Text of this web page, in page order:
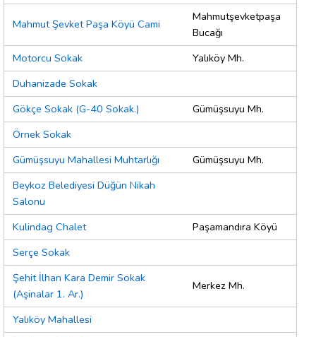
Mahmut Şevket Paşa Köyü Cami
Mahmutşevketpaşa
Bucağı
Motorcu Sokak
Yalıköy Mh.
Duhanizade Sokak
Gökçe Sokak (G-40 Sokak.)
Gümüşsuyu Mh.
Örnek Sokak
Gümüşsuyu Mahallesi Muhtarlığı
Gümüşsuyu Mh.
Beykoz Belediyesi Düğün Nikah
Salonu
Kulindag Chalet
Paşamandıra Köyü
Serçe Sokak
Şehit İlhan Kara Demir Sokak
(Aşinalar 1. Ar.)
Merkez Mh.
Yalıköy Mahallesi